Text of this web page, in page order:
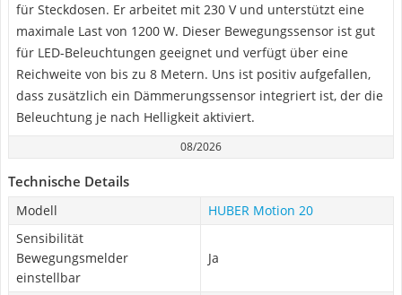
für Steckdosen. Er arbeitet mit 230 V und unterstützt eine
maximale Last von 1200 W. Dieser Bewegungssensor ist gut
für LED-Beleuchtungen geeignet und verfügt über eine
Reichweite von bis zu 8 Metern. Uns ist positiv aufgefallen,
dass zusätzlich ein Dämmerungssensor integriert ist, der die
Beleuchtung je nach Helligkeit aktiviert.
08/2026
Technische Details
Modell
HUBER Motion 20
Sensibilität
Bewegungsmelder
einstellbar
Ja